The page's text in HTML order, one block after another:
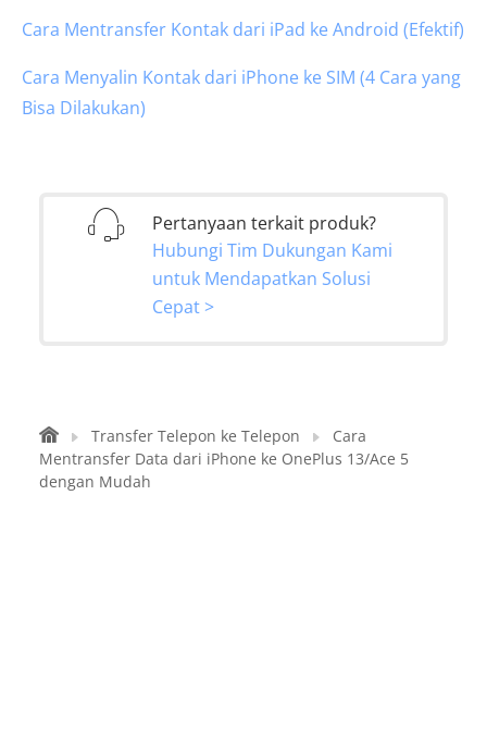
Cara Mentransfer Kontak dari iPad ke Android (Efektif)
Cara Menyalin Kontak dari iPhone ke SIM (4 Cara yang
Bisa Dilakukan)
Pertanyaan terkait produk?
Hubungi Tim Dukungan Kami
untuk Mendapatkan Solusi
Cepat >
Transfer Telepon ke Telepon
Cara
Mentransfer Data dari iPhone ke OnePlus 13/Ace 5
dengan Mudah